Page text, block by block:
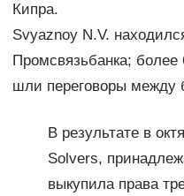
Кипра.
Svyaznoy N.V.
Промсвязьбанка;
шли переговоры
В результате в
Solvers,
выкупила права